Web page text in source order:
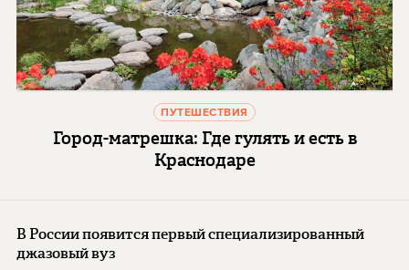
ПУТЕШЕСТВИЯ
Город-матрешка: Где гулять и есть в
Краснодаре
В России появится первый специализированный
джазовый вуз